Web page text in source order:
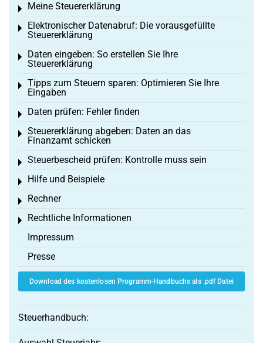
Meine Steuererklärung
Toggle menu
Elektronischer Datenabruf: Die vorausgefüllte
Steuererklärung
Toggle menu
Daten eingeben: So erstellen Sie Ihre
Steuererklärung
Toggle menu
Tipps zum Steuern sparen: Optimieren Sie Ihre
Eingaben
Toggle menu
Daten prüfen: Fehler finden
Toggle menu
Steuererklärung abgeben: Daten an das
Finanzamt schicken
Toggle menu
Steuerbescheid prüfen: Kontrolle muss sein
Toggle menu
Hilfe und Beispiele
Toggle menu
Rechner
Toggle menu
Rechtliche Informationen
Toggle menu
Impressum
Presse
Download des kostenlosen Programm-Handbuchs als .pdf Datei
Steuerhandbuch: